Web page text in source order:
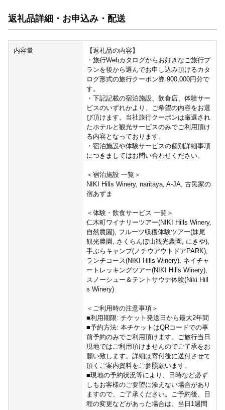
返礼品詳細・お申込み・配送
内容量
【返礼品の内容】
・旅行Webカタログからお好きなご旅行プ
ランを後から選んでお申し込み頂けるカタ
ログ形式の旅行クーポン券 900,000円分で
す。
・下記記載の宿泊施設、飲食店、体験サー
ビスのいずれかより、ご希望の内容をお選
び頂けます。当社旅行クーポンは厳選され
たホテルと観光サービスのみでご利用頂け
る内容となっております。
・宿泊施設や体験サービスの個別詳細事項
につきましてはお問い合わせください。
＜宿泊施設 一覧＞
NIKI Hills Winery, naritaya, A-JA, 古民家の
宿あずま
＜体験・飲食サービス 一覧＞
仁木町ワイナリーツアー(NIKI Hills Winery,
自然農園), フルーツ収穫体験ツアー(妹尾
観光農園, さくらんぼ山観光農園, にきや),
手ぶらキャンプ(ノチウアウトドアPARK),
ランチコース(NIKI Hills Winery), ネイチャ
ートレッキングツアー(NIKI Hills Winery),
スノーシュー＆テントサウナ体験(Niki Hill
s Winery)
＜ご利用時の注意事項＞
■利用期限: チケット発送日から最大2年間
■予約方法: 本チケットはQRコードでの事
前予約のみでご利用頂けます。ご旅行当日
現地ではご利用頂けませんのでご了承をお
願い致します。詳細は寄付後に送付させて
頂くご案内資料をご参照願います。
■現地の予約状況等により、日時など必ず
しもお客様のご要望に添えない場合があり
ますので、ご了承ください。ご予約後、日
程の変更などがあった場合は、当日1週間